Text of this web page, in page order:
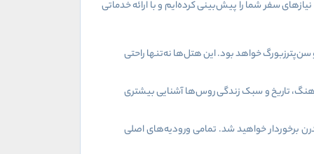
سفر شما را پیش‌بینی کرده‌ایم و با ارائه خدماتی
خواهد بود. این هتل‌ها نه‌تنها راحتی
تاریخ و سبک زندگی روس‌ها آشنایی بیشتری
برخوردار خواهید شد. تمامی ورودیه‌های اصلی